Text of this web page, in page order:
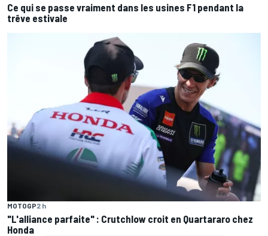
Ce qui se passe vraiment dans les usines F1 pendant la
trêve estivale
MOTOGP2 h
"L'alliance parfaite" : Crutchlow croit en Quartararo chez
Honda